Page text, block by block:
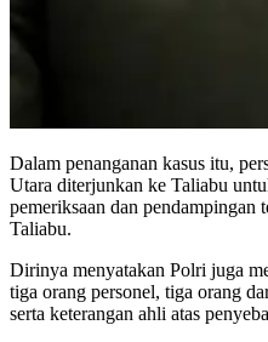
Dalam penanganan kasus itu,
Utara diterjunkan ke Taliabu
pemeriksaan dan pendampingan
Taliabu.
Dirinya menyatakan Polri juga
tiga orang personel, tiga orang
serta keterangan ahli atas